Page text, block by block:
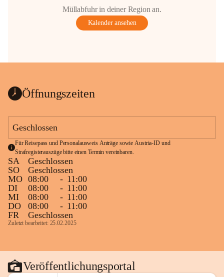
Müllabfuhr in deiner Region an.
Kalender ansehen
Öffnungszeiten
Geschlossen
Für Reisepass und Personalausweis Anträge sowie Austria-ID und
Strafregisterauszüge bitte einen Termin vereinbaren.
SA
Geschlossen
SO
Geschlossen
MO 08:00 - 11:00
DI
08:00 - 11:00
MI
08:00 - 11:00
DO
08:00 - 11:00
FR
Geschlossen
Zuletzt bearbeitet: 25.02.2025
Veröffentlichungsportal